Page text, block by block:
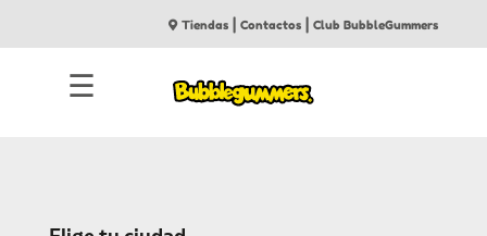
Tiendas |Contactos |Club BubbleGummers
☰